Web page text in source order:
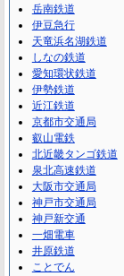
岳南鉄道
伊豆急行
天竜浜名湖鉄道
しなの鉄道
愛知環状鉄道
伊勢鉄道
近江鉄道
京都市交通局
叡山電鉄
北近畿タンゴ鉄道
泉北高速鉄道
大阪市交通局
神戸市交通局
神戸新交通
一畑電車
井原鉄道
ことでん